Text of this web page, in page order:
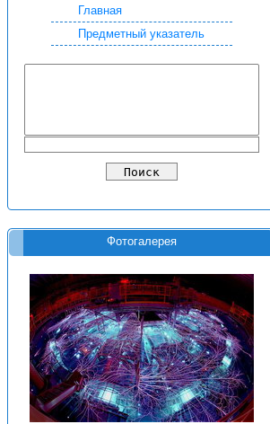
Главная
Предметный указатель
Фотогалерея